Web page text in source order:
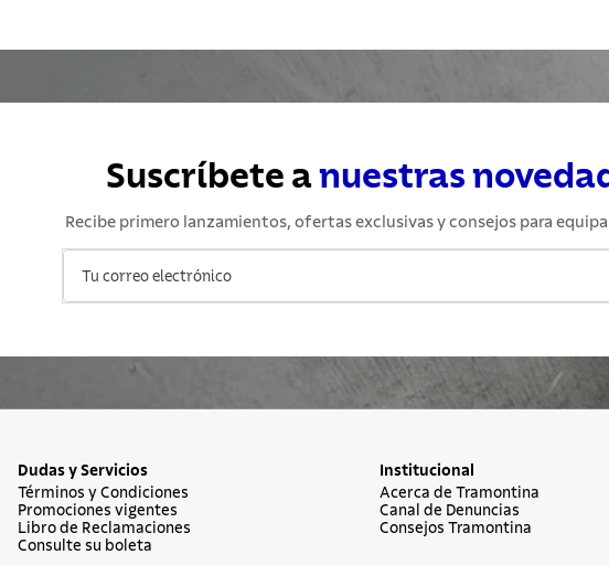
Suscríbete anuestras
Recibe primero lanzamientos, ofertas exclusivas y consejos para
Dudas y Servicios
Términos y Condiciones
Promociones vigentes
Libro de Reclamaciones
Consulte su boleta
Institucional
Acerca de Tramontina
Canal de Denuncias
Consejos Tramontina